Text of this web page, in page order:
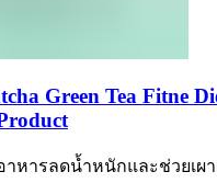
Green Tea Fitne
หารลดน้ำหนักและช่วยเผ